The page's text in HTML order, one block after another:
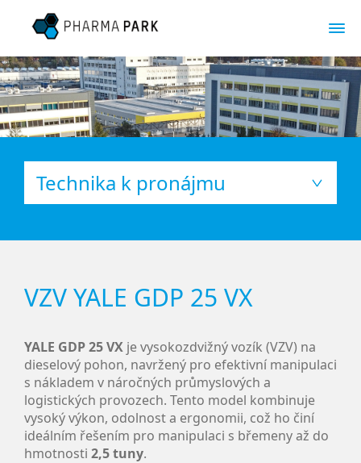
Technika k pronájmu
VZV YALE GDP 25 VX
YALE GDP 25 VX je vysokozdvižný vozík (VZV) na
dieselový pohon, navržený pro efektivní manipulaci
s nákladem v náročných průmyslových a
logistických provozech. Tento model kombinuje
vysoký výkon, odolnost a ergonomii, což ho činí
ideálním řešením pro manipulaci s břemeny až do
hmotnosti 2,5 tuny.